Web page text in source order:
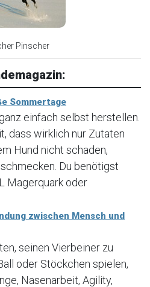
Pinscher
Sommertage
einfach selbst herstellen.
dass wirklich nur Zutaten
Hund nicht schaden,
Du benötigst
Magerquark oder
zwischen Mensch und
seinen Vierbeiner zu
oder Stöckchen spielen,
Nasenarbeit, Agility,